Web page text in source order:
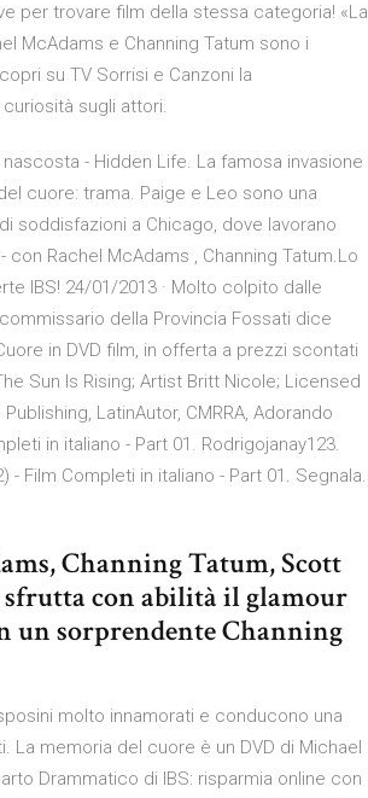
per trovare film della stessa categoria! «La
McAdams e Channing Tatum sono i
su TV Sorrisi e Canzoni la
sugli attori.
- Hidden Life. La famosa invasione
cuore: trama. Paige e Leo sono una
soddisfazioni a Chicago, dove lavorano
Rachel McAdams , Channing Tatum.Lo
IBS! 24/01/2013 · Molto colpito dalle
della Provincia Fossati dice
in DVD film, in offerta a prezzi scontati
Sun Is Rising; Artist Britt Nicole; Licensed
LatinAutor, CMRRA, Adorando
in italiano - Part 01. Rodrigojanay123.
Film Completi in italiano - Part 01. Segnala.
Channing Tatum, Scott
sfrutta con abilità il glamour
un sorprendente Channing
molto innamorati e conducono una
memoria del cuore è un DVD di Michael
Drammatico di IBS: risparmia online con